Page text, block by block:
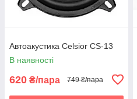
Автоакустика Celsior CS-13
В наявності
620 ₴/пара 749 ₴/пара